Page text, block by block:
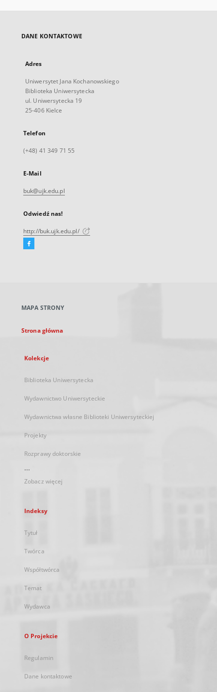
DANE KONTAKTOWE
Adres
Uniwersytet Jana Kochanowskiego
Biblioteka Uniwersytecka
ul. Uniwersytecka 19
25-406 Kielce
Telefon
(+48) 41 349 71 55
E-Mail
buk@ujk.edu.pl
Odwiedź nas!
http://buk.ujk.edu.pl/
Facebook
karcie
MAPA STRONY
Strona główna
Kolekcje
Biblioteka Uniwersytecka
Wydawnictwo Uniwersyteckie
Wydawnictwa własne Biblioteki Uniwersyteckiej
Projekty
Rozprawy doktorskie
...
Zobacz więcej
Indeksy
Tytuł
Twórca
Współtwórca
Temat
Wydawca
O Projekcie
Regulamin
Dane kontaktowe